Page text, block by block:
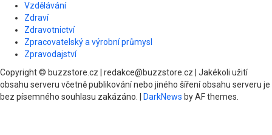
Vzdělávání
Zdraví
Zdravotnictví
Zpracovatelský a výrobní průmysl
Zpravodajství
Copyright © buzzstore.cz | redakce@buzzstore.cz | Jakékoli užití
obsahu serveru včetně publikování nebo jiného šíření obsahu serveru je
bez písemného souhlasu zakázáno.
DarkNews by AF themes.